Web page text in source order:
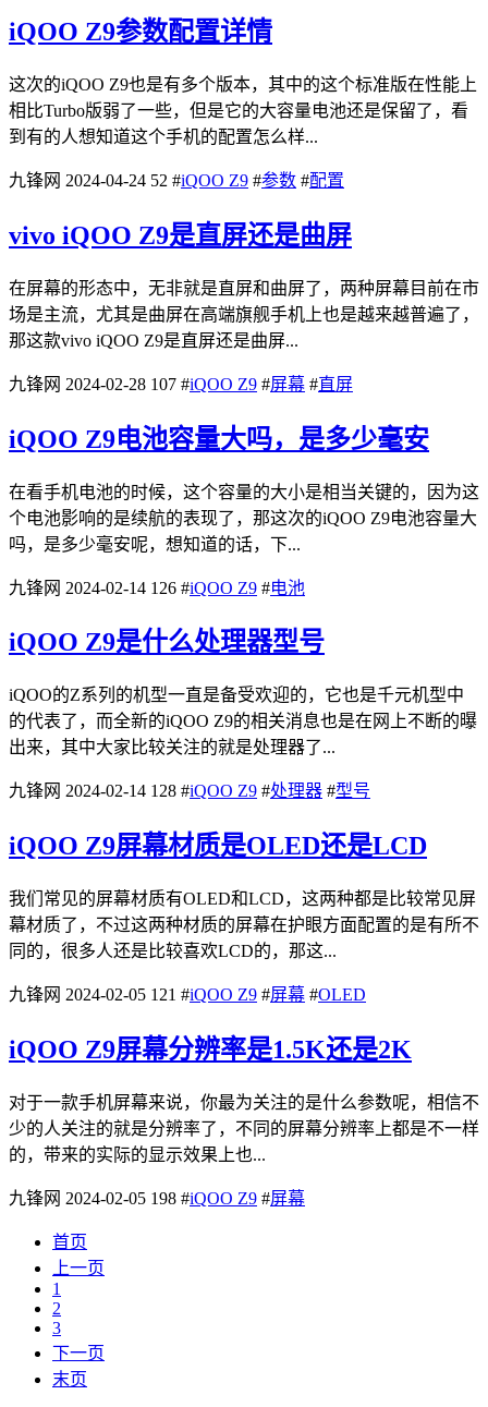
iQOO Z9参数配置详情
这次的iQOO Z9也是有多个版本，其中的这个标准版在性能上
相比Turbo版弱了一些，但是它的大容量电池还是保留了，看
到有的人想知道这个手机的配置怎么样...
九锋网 2024-04-24 52 #iQOO Z9 #参数 #配置
vivo iQOO Z9是直屏还是曲屏
在屏幕的形态中，无非就是直屏和曲屏了，两种屏幕目前在市
场是主流，尤其是曲屏在高端旗舰手机上也是越来越普遍了，
那这款vivo iQOO Z9是直屏还是曲屏...
九锋网 2024-02-28 107 #iQOO Z9 #屏幕 #直屏
iQOO Z9电池容量大吗，是多少毫安
在看手机电池的时候，这个容量的大小是相当关键的，因为这
个电池影响的是续航的表现了，那这次的iQOO Z9电池容量大
吗，是多少毫安呢，想知道的话，下...
九锋网 2024-02-14 126 #iQOO Z9 #电池
iQOO Z9是什么处理器型号
iQOO的Z系列的机型一直是备受欢迎的，它也是千元机型中
的代表了，而全新的iQOO Z9的相关消息也是在网上不断的曝
出来，其中大家比较关注的就是处理器了...
九锋网 2024-02-14 128 #iQOO Z9 #处理器 #型号
iQOO Z9屏幕材质是OLED还是LCD
我们常见的屏幕材质有OLED和LCD，这两种都是比较常见屏
幕材质了，不过这两种材质的屏幕在护眼方面配置的是有所不
同的，很多人还是比较喜欢LCD的，那这...
九锋网 2024-02-05 121 #iQOO Z9 #屏幕 #OLED
iQOO Z9屏幕分辨率是1.5K还是2K
对于一款手机屏幕来说，你最为关注的是什么参数呢，相信不
少的人关注的就是分辨率了，不同的屏幕分辨率上都是不一样
的，带来的实际的显示效果上也...
九锋网 2024-02-05 198 #iQOO Z9 #屏幕
首页
上一页
1
2
3
下一页
末页